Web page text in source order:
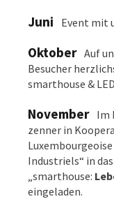
Juni Event mit
Oktober Auf
Besucher
smarthouse &
November Im
zenner in
Industriels“ in
„smarthouse:
eingeladen.